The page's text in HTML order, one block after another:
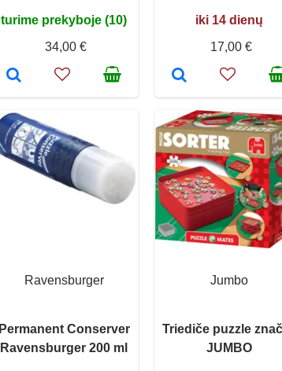
turime prekyboje (10)
34,00 €
iki 14 dienų
17,00 €
Ravensburger
Permanent Conserver
Ravensburger 200 ml
Jumbo
Triediče puzzle
JUMBO